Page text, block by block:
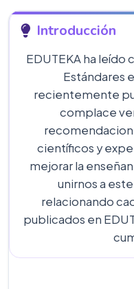
Introducción
EDUTEKA ha leído
Estándares
recientemente
complace
científicos y
mejorar la
unirnos a
relacionando
publicados en